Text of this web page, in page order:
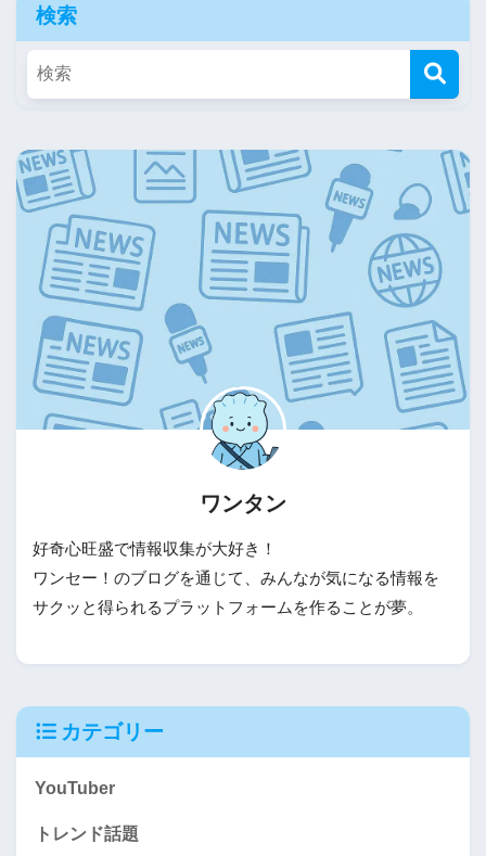
検索
ワンタン
好奇心旺盛で情報収集が大好き！
ワンセー！のブログを通じて、みんなが気になる情報を
サクッと得られるプラットフォームを作ることが夢。
カテゴリー
YouTuber
トレンド話題